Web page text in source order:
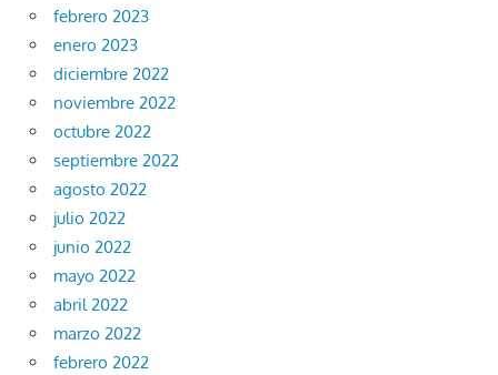
febrero 2023
enero 2023
diciembre 2022
noviembre 2022
octubre 2022
septiembre 2022
agosto 2022
julio 2022
junio 2022
mayo 2022
abril 2022
marzo 2022
febrero 2022